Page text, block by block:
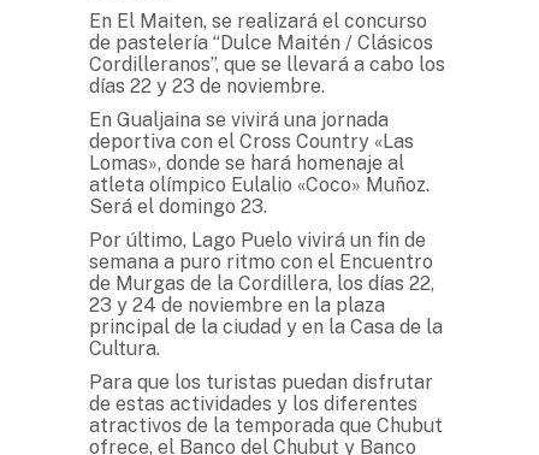
En El Maiten, se realizará el concurso
de pastelería “Dulce Maitén / Clásicos
Cordilleranos”, que se llevará a cabo los
días 22 y 23 de noviembre.
En Gualjaina se vivirá una jornada
deportiva con el Cross Country «Las
Lomas», donde se hará homenaje al
atleta olímpico Eulalio «Coco» Muñoz.
Será el domingo 23.
Por último, Lago Puelo vivirá un fin de
semana a puro ritmo con el Encuentro
de Murgas de la Cordillera, los días 22,
23 y 24 de noviembre en la plaza
principal de la ciudad y en la Casa de la
Cultura.
Para que los turistas puedan disfrutar
de estas actividades y los diferentes
atractivos de la temporada que Chubut
ofrece, el Banco del Chubut y Banco